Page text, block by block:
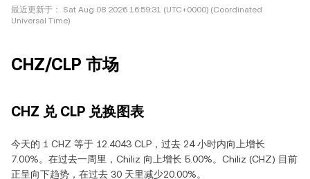
最近更新于：
Sat Aug 08 2026 16:59:31 (UTC+0000) (Coordinated
Universal Time)
CHZ/CLP 市场
CHZ 兑 CLP 兑换图表
今天的 1 CHZ 等于 12.4043 CLP，过去 24 小时内向上增长
7.00%。在过去一周里，Chiliz 向上增长 5.00%。Chiliz (CHZ) 目前
正呈向下趋势，在过去 30 天里减少20.00%。